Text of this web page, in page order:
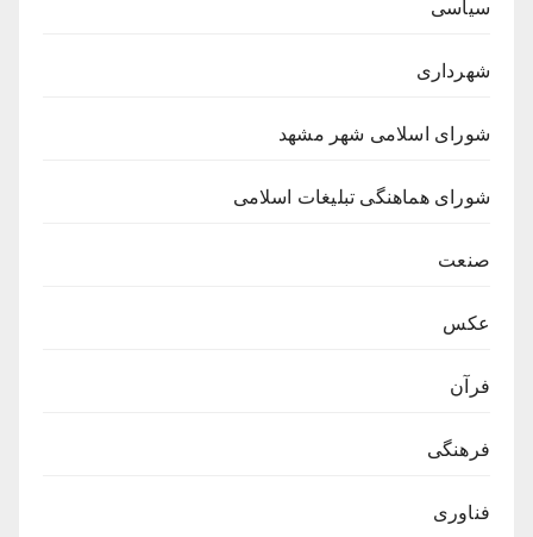
سیاسی
شهرداری
شورای اسلامی شهر مشهد
شورای هماهنگی تبلیغات اسلامی
صنعت
عکس
فرآن
فرهنگی
فناوری